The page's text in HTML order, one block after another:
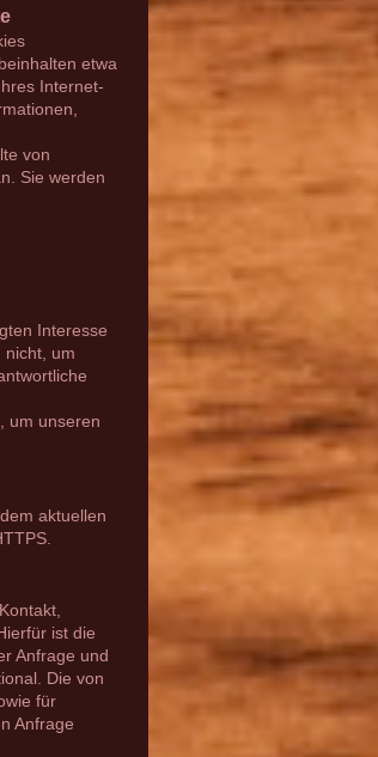
etwa
Internet-
von
Sie werden
Interesse
nicht, um
um unseren
aktuellen
ist die
Anfrage und
Die von
für
Anfrage